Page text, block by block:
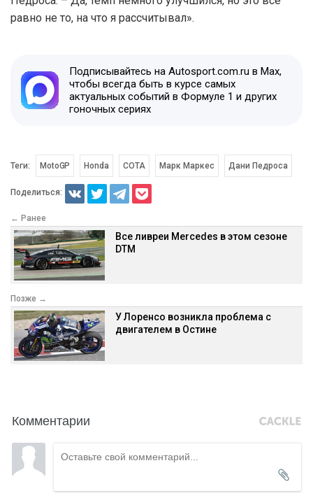
равно не то, на что я рассчитывал».
Подписывайтесь на Autosport.com.ru в Max,
чтобы всегда быть в курсе самых
актуальных событий в Формуле 1 и других
гоночных сериях
Теги: MotoGP Honda COTA Марк Маркес Дани Педроса
Поделиться:
← Ранее
Все ливреи Mercedes в этом сезоне
DTM
Позже →
У Лоренсо возникла проблема с
двигателем в Остине
Комментарии